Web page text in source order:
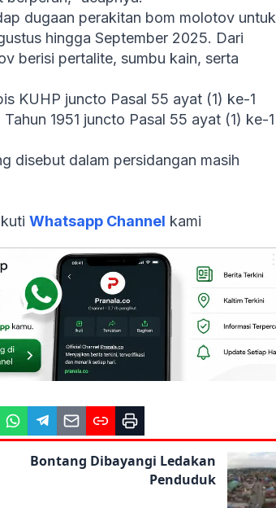
dugaan perakitan bom molotov untuk
hingga September 2025. Dari
berisi pertalite, sumbu kain, serta
KUHP juncto Pasal 55 ayat (1) ke-1
1951 juncto Pasal 55 ayat (1) ke-1
disebut dalam persidangan masih
Whatsapp Channel kami
Bontang Dibayangi Ledakan
Penduduk